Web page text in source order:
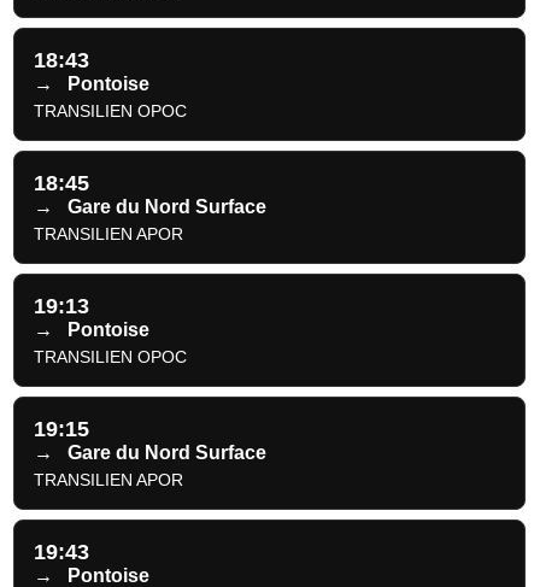
18:43
→ Pontoise
TRANSILIEN OPOC
18:45
→ Gare du Nord Surface
TRANSILIEN APOR
19:13
→ Pontoise
TRANSILIEN OPOC
19:15
→ Gare du Nord Surface
TRANSILIEN APOR
19:43
→ Pontoise